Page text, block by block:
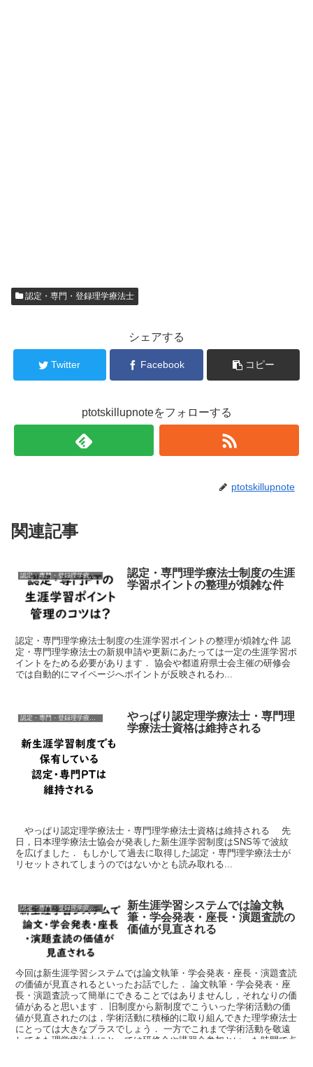
認定・専門・登録理学療法士
シェアする
Twitter Facebook コピー
ptotskillupnoteをフォローする
ptotskillupnote
関連記事
認定・専門・登録理学療法士
認定・専門理学療法士制度の生涯
学習ポイントの整理が煩雑な件
認定・専門理学療法士制度の生涯学習ポイントの整理が煩雑な件 認
定・専門理学療法士の新規申請や更新にあたっては一定の生涯学習ポ
イントをためる必要があります． 協会や都道府県士会主催の研修会
では自動的にマイページへポイントが反映されるわ...
認定・専門・登録理学療法士
やっぱり認定理学療法士・専門理
学療法士資格は維持される
やっぱり認定理学療法士・専門理学療法士資格は維持される 先
日，日本理学療法士協会が発表した新生涯学習制度はSNS等で波紋
を広げました． もしかして過去に取得した認定・専門理学療法士が
リセットされてしまうのではないかとも読み取れる...
認定・専門・登録理学療法士
新生涯学習システムでは論文執
筆・学会発表・座長・演題査読の
価値が見直される
今回は新生涯学習システムでは論文執筆・学会発表・座長・演題査読
の価値が見直されるといったお話でした． 論文執筆・学会発表・座
長・演題査読って簡単にできることではありませんし，それなりの価
値があると思います． 旧制度から新制度でこういった学術活動の価
値が見直されたのは，学術活動に積極的に取り組んできた理学療法士
にとっては大きなプラスでしょう． 一方でこれまで学術活動を敬遠
してきた理学療法士にとっては研修会や講習会参加といった時間で点